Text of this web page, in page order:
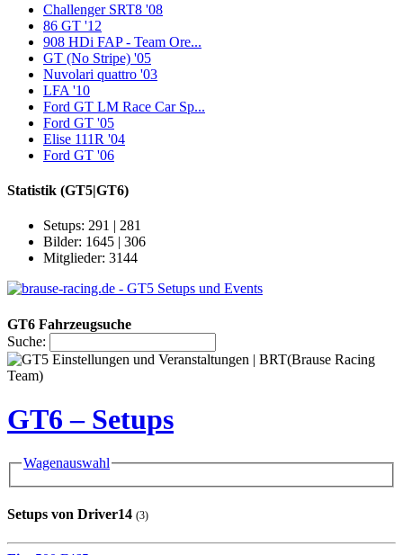
Challenger SRT8 '08
86 GT '12
908 HDi FAP - Team Ore...
GT (No Stripe) '05
Nuvolari quattro '03
LFA '10
Ford GT LM Race Car Sp...
Ford GT '05
Elise 111R '04
Ford GT '06
Statistik (GT5|GT6)
Setups: 291 | 281
Bilder: 1645 | 306
Mitglieder: 3144
GT6 Fahrzeugsuche
Suche:
GT6 – Setups
Wagenauswahl
Setups von Driver14 (3)